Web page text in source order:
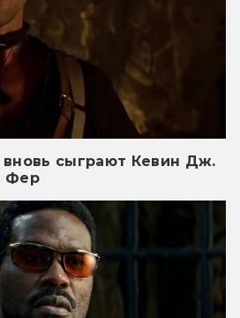
сыграют Кевин Дж.
Фер